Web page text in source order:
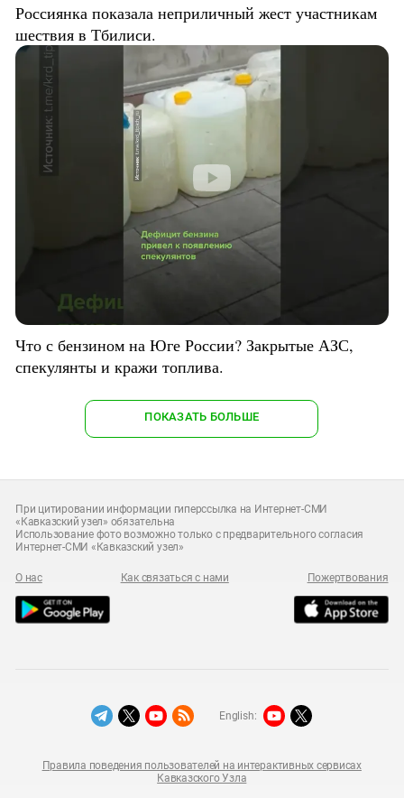
Россиянка показала неприличный жест участникам
шествия в Тбилиси.
Что с бензином на Юге России? Закрытые АЗС,
спекулянты и кражи топлива.
ПОКАЗАТЬ БОЛЬШЕ
При цитировании информации гиперссылка на Интернет-СМИ
«Кавказский узел» обязательна
Использование фото возможно только с предварительного согласия
Интернет-СМИ «Кавказский узел»
О нас Как связаться с нами Пожертвования
Правила поведения пользователей на интерактивных сервисах
Кавказского Узла
English: